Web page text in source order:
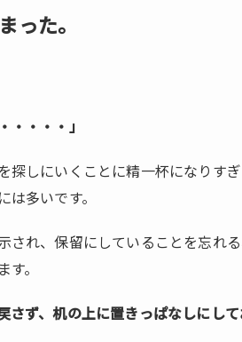
った。
・・・・」
探しにいくことに精一杯になりす
多いです。
され、保留にしていることを忘れ
。
さず、机の上に置きっぱなしにし